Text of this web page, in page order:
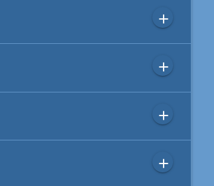
add
add
add
add